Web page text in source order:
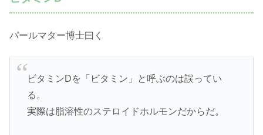
パールマター博士曰く
ビタミンDを「ビタミン」と呼ぶのは誤ってい
る。
実際は脂溶性のステロイドホルモンだからだ。